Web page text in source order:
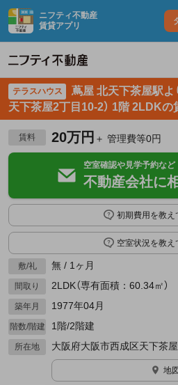
ニフティ不動産
賃貸アプリ
テラスハウス
蔦屋 北天下茶屋駅よ
天下茶屋2丁目10-2） 1階 2LDKの
賃料 20万円 ＋ 管理費等0円
空室確認や見学予約など
不動産会社に
初期費用を教え
空室状況を教え
敷/礼 無 / 1ヶ月
間取り 2LDK（専有面積：60.34㎡）
築年月 1977年04月
階数/階建 1階/2階建
所在地 大阪府大阪市西成区天下茶
地